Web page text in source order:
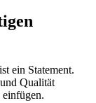
ein Statement.
Qualität